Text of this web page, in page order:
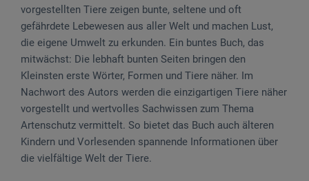
vorgestellten Tiere zeigen bunte, seltene und oft
gefährdete Lebewesen aus aller Welt und machen Lust,
die eigene Umwelt zu erkunden. Ein buntes Buch, das
mitwächst: Die lebhaft bunten Seiten bringen den
Kleinsten erste Wörter, Formen und Tiere näher. Im
Nachwort des Autors werden die einzigartigen Tiere näher
vorgestellt und wertvolles Sachwissen zum Thema
Artenschutz vermittelt. So bietet das Buch auch älteren
Kindern und Vorlesenden spannende Informationen über
die vielfältige Welt der Tiere.